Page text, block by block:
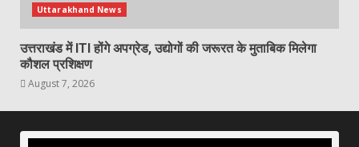
Uttarakhand News
उत्तराखंड में ITI होंगे अपग्रेड, उद्योगों की जरूरत के मुताबिक मिलेगा
कौशल प्रशिक्षण
August 7, 2026